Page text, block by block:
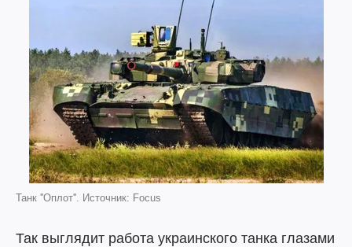
Танк ''Оплот''. Источник: Focus
Так выглядит работа украинского танка глазами